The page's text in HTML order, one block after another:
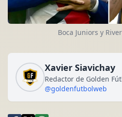
Boca Juniors y
Xavier Siavichay
Redactor de Golden
@goldenfutbolweb